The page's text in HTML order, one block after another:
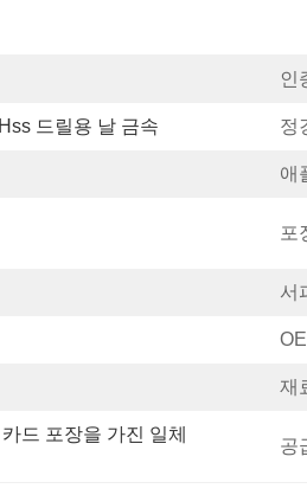
인
드릴용 날 금속 정
애
포
서
재
드 포장을 가진 일체
공